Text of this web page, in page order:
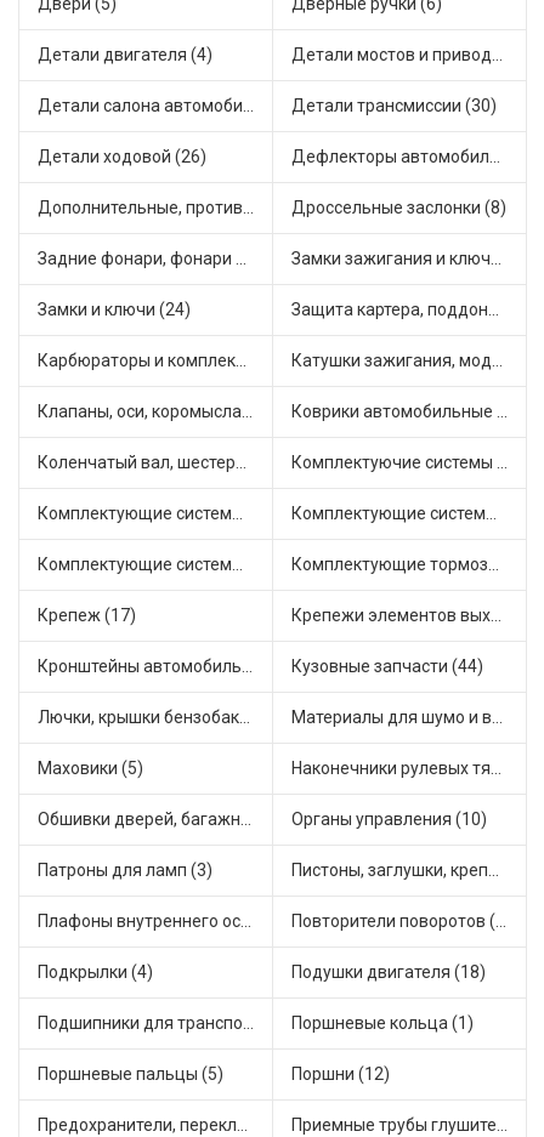
Двери (5) Дверные ручки (6)
Детали двигателя (4) Детали мостов и привода трансмиссии (17)
Детали салона автомобиля (28) Детали трансмиссии (30)
Детали ходовой (26) Дефлекторы автомобильные (1)
Дополнительные, противотуманные фары (2) Дроссельные заслонки (8)
Задние фонари, фонари видимости (3) Замки зажигания и ключи (14)
Замки и ключи (24) Защита картера, поддона, КПП (2)
Карбюраторы и комплектующие (25) Катушки зажигания, модули зажигания (15)
Клапаны, оси, коромысла (12) Коврики автомобильные (5)
Коленчатый вал, шестерни коленчатого вала (1) Комплектуючие системы стеклоочистителя (6)
Комплектующие системы выпуска отработавших газов (14) Комплектующие системы отопления (28)
Комплектующие системы питания (21) Комплектующие тормозной системы (14)
Крепеж (17) Крепежи элементов выхлопной системы (3)
Кронштейны автомобильные (11) Кузовные запчасти (44)
Лючки, крышки бензобака (3) Материалы для шумо и виброизоляции (1)
Маховики (5) Наконечники рулевых тяг (18)
Обшивки дверей, багажника, потолков, накладки салона (4) Органы управления (10)
Патроны для ламп (3) Пистоны, заглушки, крепежные элементы (6)
Плафоны внутреннего освещения (1) Повторители поворотов (9)
Подкрылки (4) Подушки двигателя (18)
Подшипники для транспорта (24) Поршневые кольца (1)
Поршневые пальцы (5) Поршни (12)
Предохранители, переключатели, кнопки автомобильные (54) Приемные трубы глушителя (7)